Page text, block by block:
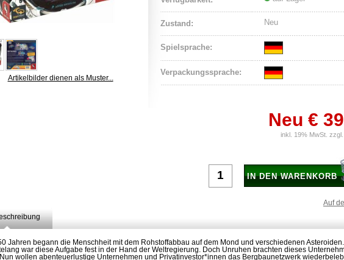
Artikelbilder dienen als Muster...
Zustand: Neu
Spielsprache:
Verpackungssprache:
Neu €
inkl. 19% MwSt. zzgl.
IN DEN WARENKORB
Auf
Jahren begann die Menschheit mit dem Rohstoffabbau auf dem Mond und verschiedenen Asteroiden.
war diese Aufgabe fest in der Hand der Weltregierung. Doch Unruhen brachten dieses
wollen abenteuerlustige Unternehmen und Privatinvestor*innen das Bergbaunetzwerk